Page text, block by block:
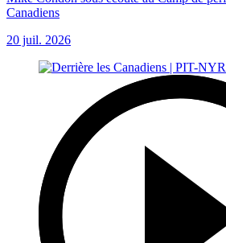
Canadiens
20 juil. 2026